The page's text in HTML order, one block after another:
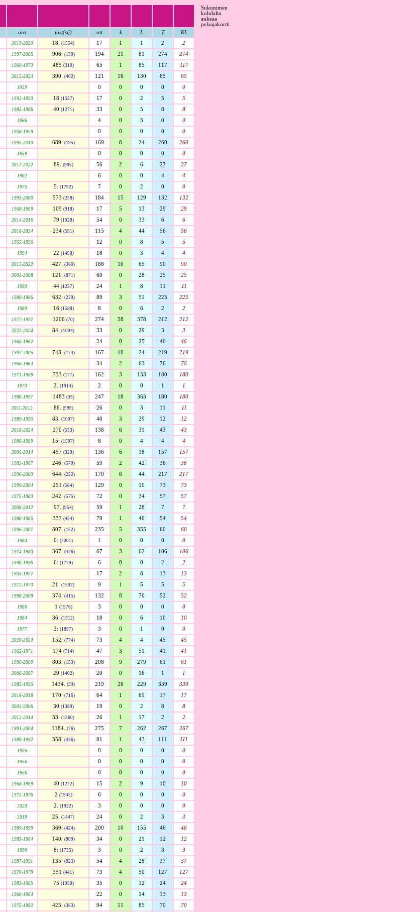
Sukunimen
kohdalta
aukeaa
pelaajakortti
ura pist(sij) ott k L T
KL
2019-2020 18. (1554) 17 1 1 2
2
1997-2005 906: (130) 194 21 81 274
274
1960-1973 485 (310) 65 1 85 117
117
2015-2024 390. (402) 121 16 130 65
65
1959 0 0 0 0
0
1992-1993 18 (1557) 17 0 2 5
5
1985-1986 40 (1271) 33 0 5 8
8
1966 4 0 3 0
0
1958-1959 0 0 0 0
0
1995-2010 689: (195) 169 8 24 260
260
1959 0 0 0 0
0
2017-2022 89. (985) 56 2 6 27
27
1962 6 0 0 4
4
1975 5: (1792) 7 0 2 0
0
1993-2000 573 (258) 184 15 129 132
132
1968-1969 109 (918) 17 5 13 29
29
2014-2016 79 (1028) 54 0 33 6
6
2018-2024 234 (591) 115 4 44 56
56
1955-1956 12 0 8 5
5
1994 22 (1490) 18 0 3 4
4
2015-2022 427. (360) 188 10 65 90
90
2003-2008 121: (871) 60 0 28 25
25
1993 44 (1237) 24 1 8 11
11
1980-1986 632: (229) 89 3 51 225
225
1980 16 (1588) 8 0 6 2
2
1977-1997 1206 (70) 274 58 378 212
212
2022-2024 84: (1004) 33 0 29 3
3
1960-1962 24 0 25 46
46
1997-2005 743: (174) 167 10 24 219
219
1960-1963 34 2 63 76
76
1971-1989 733 (177) 162 3 133 180
180
1973 2. (1914) 2 0 0 1
1
1986-1997 1483 (35) 247 18 363 180
180
2011-2012 86. (999) 26 0 3 11
11
1989-1990 83. (1007) 40 3 29 12
12
2018-2024 270 (533) 138 6 31 43
43
1988-1989 15: (1597) 8 0 4 4
4
2005-2014 457 (329) 136 6 18 157
157
1983-1987 246: (570) 59 2 42 36
36
1996-2003 644: (222) 170 6 44 217
217
1999-2004 251 (564) 129 0 10 73
73
1975-1983 242: (575) 72 0 34 57
57
2008-2012 97. (954) 59 1 28 7
7
1980-1985 337 (454) 79 1 46 54
54
1996-2007 807. (152) 235 5 355 60
60
1984 0: (2001) 1 0 0 0
0
1974-1980 367. (426) 67 3 62 106
106
1990-1995 6: (1779) 6 0 0 2
2
1955-1957 17 2 8 13
13
1972-1973 21. (1502) 9 1 5 5
5
1998-2009 374: (415) 132 8 70 52
52
1986 1 (1976) 3 0 0 0
0
1984 36: (1312) 18 0 6 10
10
1977 2: (1897) 3 0 1 0
0
2020-2024 152. (774) 73 4 4 45
45
1962-1971 174 (714) 47 3 51 41
41
1998-2009 803. (153) 208 9 279 61
61
2006-2007 29 (1402) 20 0 16 1
1
1985-1995 1434. (39) 219 26 229 339
339
2016-2018 170: (716) 64 1 69 17
17
2005-2006 30 (1389) 19 0 2 8
8
2012-2014 33. (1360) 26 1 17 2
2
1991-2004 1184. (76) 275 7 262 267
267
1989-1992 358. (436) 81 1 43 111
111
1956 0 0 0 0
0
1956 0 0 0 0
0
1956 0 0 0 0
0
1968-1969 40 (1272) 15 2 9 10
10
1973-1976 2 (1945) 6 0 0 0
0
2023 2. (1922) 3 0 0 0
0
2019 25. (1447) 24 0 2 3
3
1989-1999 369: (424) 200 10 155 46
46
1983-1984 140: (809) 34 0 21 12
12
1990 8: (1735) 3 0 2 3
3
1987-1991 135: (823) 54 4 28 37
37
1970-1979 351 (441) 73 4 50 127
127
1983-1985 75 (1050) 35 0 12 24
24
1960-1964 22 0 14 13
13
1975-1982 425: (363) 94 11 85 70
70